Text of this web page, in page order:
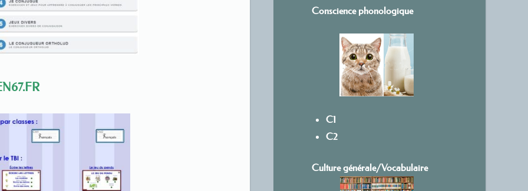
Conscience phonologique
C1
C2
Culture générale/Vocabulaire